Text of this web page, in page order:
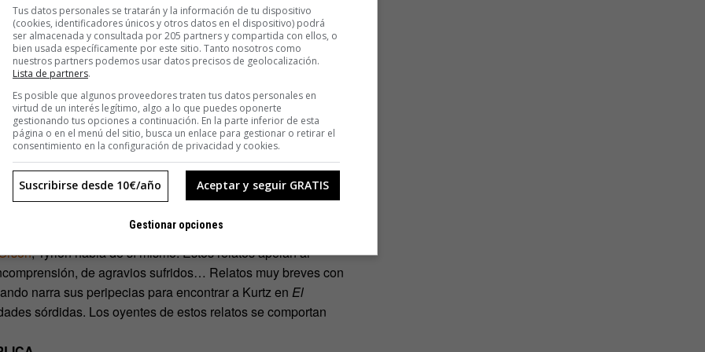
a cámara enModern Family: profundizan en los
En Modern Family las cámaras quedan fueran de los
de confidencias y riñas y reconciliaciones. Así se
APTO PARA MAYORES DE 13. Lo más parecido a
los espectadores.
los prostíbulos, los cagaderos… No se respeta la
Sin embargo, la invasión de la intimidad no hace posible el
se mienten unos a otros, miden sus palabras y sólo en
en sus ojos: la rabia, el odio, el asco, la desazón, el
la vez el más aborrecible: el rey Joffrey).
sobre un hombre que conoció… Un relato en el que el
relatos están las verdades de quiénes lo cuentan.
, Tyrion habla de sí mismo. Estos relatos apelan al
de agravios sufridos… Relatos muy breves con
narra sus peripecias para encontrar a Kurtz en El
sórdidas. Los oyentes de estos relatos se comportan
Tus datos personales se tratarán y la información de tu dispositivo
(cookies, identificadores únicos y otros datos en el dispositivo) podrá
ser almacenada y consultada por 205 partners y compartida con ellos, o
bien usada específicamente por este sitio. Tanto nosotros como
nuestros partners podemos usar datos precisos de geolocalización.
Lista de partners.
Es posible que algunos proveedores traten tus datos personales en
virtud de un interés legítimo, algo a lo que puedes oponerte
gestionando tus opciones a continuación. En la parte inferior de esta
página o en el menú del sitio, busca un enlace para gestionar o retirar el
consentimiento en la configuración de privacidad y cookies.
Aceptar y seguir GRATIS
Suscribirse desde 10€/año
Gestionar opciones